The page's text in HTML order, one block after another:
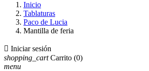
Inicio
Tablaturas
Paco de Lucia
Mantilla de feria
 Iniciar sesión
shopping_cart Carrito (0)
menu